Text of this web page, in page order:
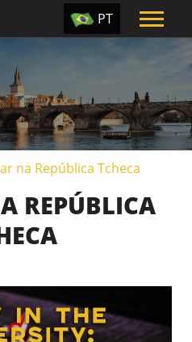
TR
PT
UA
CZ
RU
na República Tcheca
REPÚBLICA